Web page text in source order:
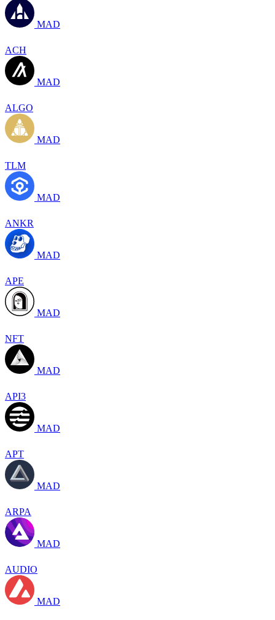
MAD
ACH
MAD
ALGO
MAD
TLM
MAD
ANKR
MAD
APE
MAD
NFT
MAD
API3
MAD
APT
MAD
ARPA
MAD
AUDIO
MAD